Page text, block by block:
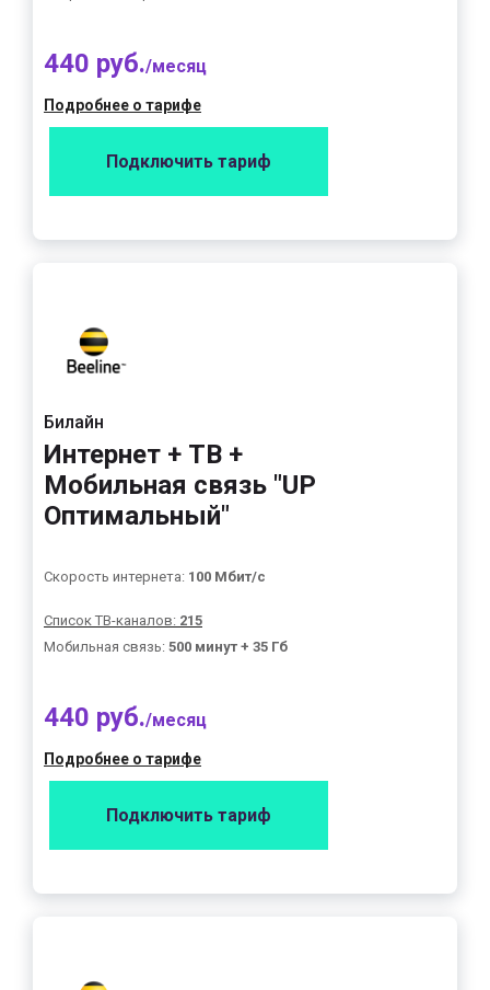
440 руб./месяц
Подробнее о тарифе
Подключить тариф
Билайн
Интернет + ТВ +
Мобильная связь "UP
Оптимальный"
Скорость интернета: 100 Мбит/с
Список ТВ-каналов: 215
Мобильная связь: 500 минут + 35 Гб
440 руб./месяц
Подробнее о тарифе
Подключить тариф